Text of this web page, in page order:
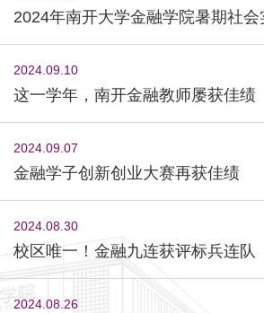
2024年南开大学金融学院暑期社
2024.09.10
这一学年，南开金融教师屡获佳绩
2024.09.07
金融学子创新创业大赛再获佳绩
2024.08.30
校区唯一！金融九连获评标兵连队
2024.08.26